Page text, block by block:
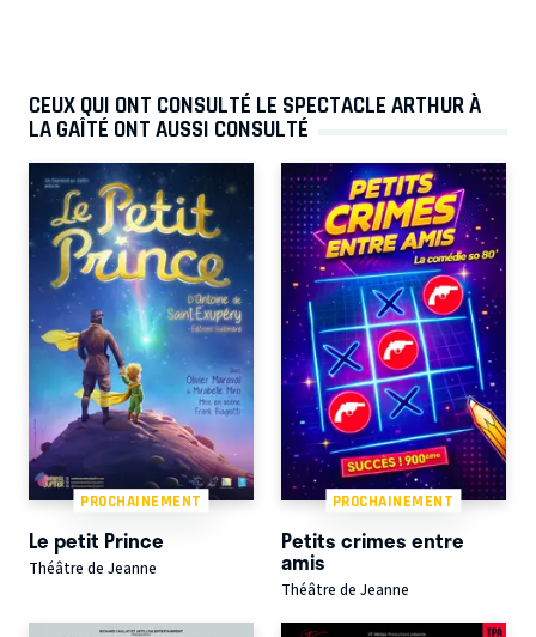
CEUX QUI ONT CONSULTÉ LE SPECTACLE ARTHUR À
LA GAÎTÉ ONT AUSSI CONSULTÉ
PROCHAINEMENT
Le petit Prince
Théâtre de Jeanne
PROCHAINEMENT
Petits crimes entre
amis
Théâtre de Jeanne